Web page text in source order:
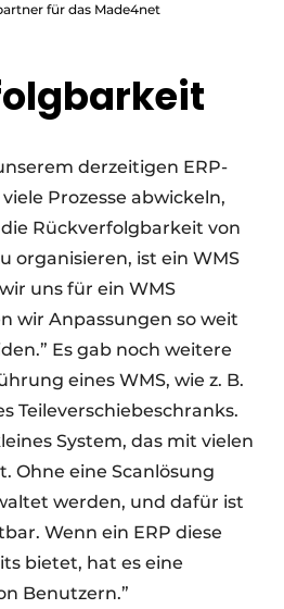
für das Made4net
derzeitigen ERP-
Prozesse abwickeln,
Rückverfolgbarkeit von
organisieren, ist ein WMS
uns für ein WMS
wir Anpassungen so weit
Es gab noch weitere
eines WMS, wie z. B.
Teileverschiebeschranks.
System, das mit vielen
Ohne eine Scanlösung
werden, und dafür ist
Wenn ein ERP diese
bietet, hat es eine
Benutzern.”